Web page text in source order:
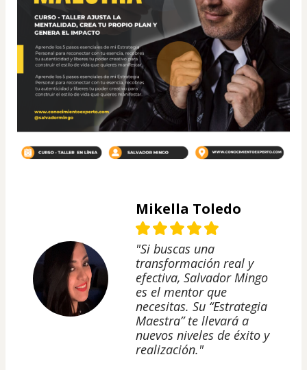
Mikella Toledo
"Si buscas una
transformación real y
efectiva, Salvador Mingo
es el mentor que
necesitas. Su “Estrategia
Maestra” te llevará a
nuevos niveles de éxito y
realización."